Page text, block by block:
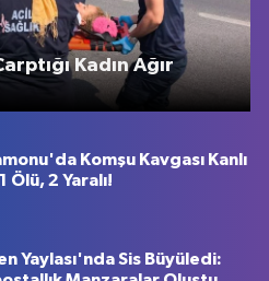
Kadın Ağır
Komşu Kavgası Kanlı
Ölü, 2 Yaralı!
Yaylası'nda Sis Büyüledi: